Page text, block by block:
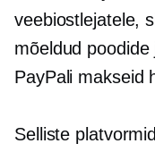
veebiostlejatele,
mõeldud poodide
PayPali makseid
Selliste